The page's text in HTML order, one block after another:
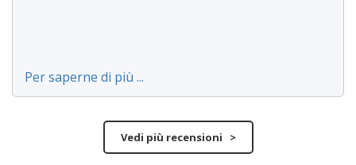
Per saperne di più ...
Vedi più recensioni >